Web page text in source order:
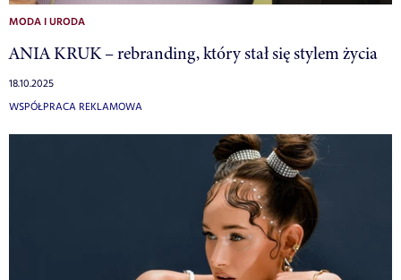
MODA I URODA
ANIA KRUK – rebranding, który stał się stylem życia
18.10.2025
WSPÓŁPRACA REKLAMOWA